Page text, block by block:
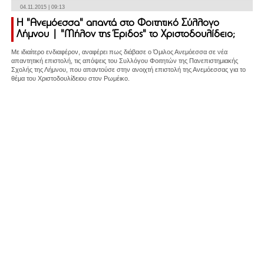
04.11.2015 | 09:13
Η "Ανεμόεσσα" απαντά στο Φοιτητικό Σύλλογο
Λήμνου | "Μήλον της Έριδος" το Χριστοδουλίδειο;
Με ιδιαίτερο ενδιαφέρον, αναφέρει πως διάβασε ο Όμιλος Ανεμόεσσα σε νέα
απαντητική επιστολή, τις απόψεις του Συλλόγου Φοιτητών της Πανεπιστημιακής
Σχολής της Λήμνου, που απαντούσε στην ανοιχτή επιστολή της Ανεμόεσσας για το
θέμα του Χριστοδουλίδειου στον Ρωμέικο.